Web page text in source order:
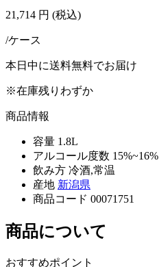
21,714 円 (税込)
/ケース
本日中に送料無料でお届け
※在庫残りわずか
商品情報
容量 1.8L
アルコール度数 15%~16%
飲み方 冷酒,常温
産地 新潟県
商品コード 00071751
商品について
おすすめポイント